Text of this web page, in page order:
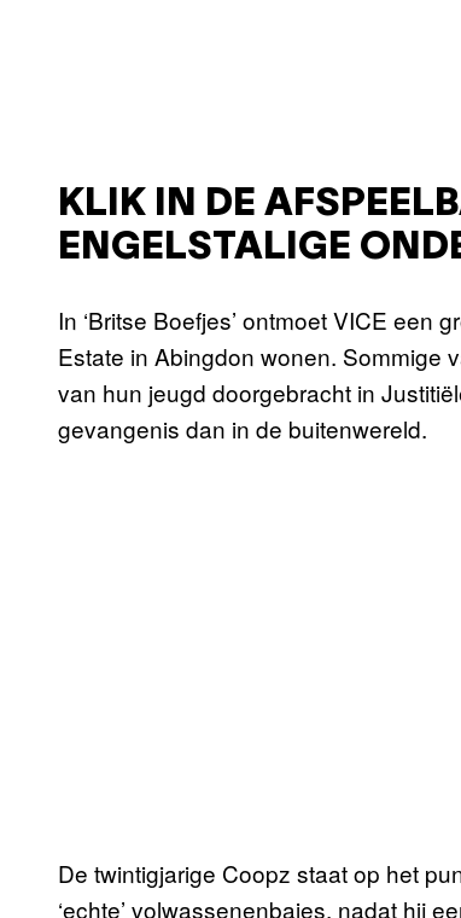
KLIK IN DE
ENGELSTALIGE
In ‘Britse Boefjes’ ontmoet VICE een
Estate in Abingdon wonen. Sommige
van hun jeugd doorgebracht in
gevangenis dan in de buitenwereld.
De twintigjarige Coopz staat op het
‘echte’ volwassenenbajes, nadat hij